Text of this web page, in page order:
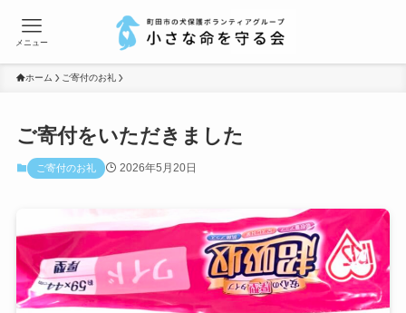
メニュー
ホーム ご寄付のお礼
ご寄付をいただきました
ご寄付のお礼 2026年5月20日